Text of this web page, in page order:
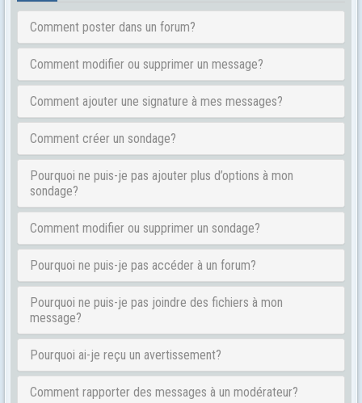
Comment poster dans un forum?
Comment modifier ou supprimer un message?
Comment ajouter une signature à mes messages?
Comment créer un sondage?
Pourquoi ne puis-je pas ajouter plus d’options à mon
sondage?
Comment modifier ou supprimer un sondage?
Pourquoi ne puis-je pas accéder à un forum?
Pourquoi ne puis-je pas joindre des fichiers à mon
message?
Pourquoi ai-je reçu un avertissement?
Comment rapporter des messages à un modérateur?